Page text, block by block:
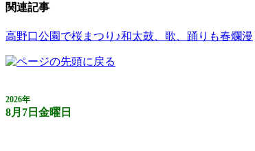
関連記事
高野口公園で桜まつり♪和太鼓、歌、踊りも春爛漫
2026年
8月7日金曜日